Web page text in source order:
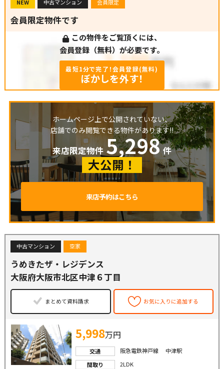
NEW 中古マンション 会員限定
会員限定物件です
この物件をご覧頂くには、
会員登録（無料）が必要です。
最短1分で完了！会員登録(無料)
ぼかしを外す！
ホームページ上で公開されていない、
店舗でのみ閲覧できる物件があります!!
来店限定物件 5,298 件
大公開！
来店予約はこちら
中古マンション 空家
うめきたザ・レジデンス
大阪府大阪市北区中津６丁目
まとめて資料請求 お気に入りに追加する
5,998万円
交通
阪急電鉄神戸線 中津駅
間取り
2LDK